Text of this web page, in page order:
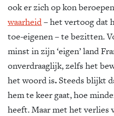
ook er zich op kon
waarheid– het vertoog dat
toe-eigenen – te bezitten.
minst in zijn ‘eigen’ land
onverdraaglijk, zelfs het
het woord is.Steeds blijkt
hem te keer gaat, hoe
heeft. Maar met het verlies